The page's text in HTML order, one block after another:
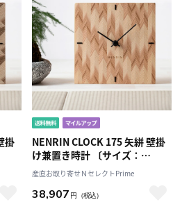
掛
NENRIN CLOCK 175 矢絣 壁掛
け兼置き時計 〔サイズ：
W175×H175×D40mm、補助
脚付き、単三電池1本〕［北海
道・離島 配送不可］
産直お取り寄せＮセレクトPrime
38,907 円 （税込）